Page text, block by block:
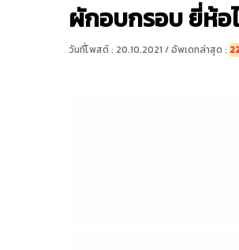
ผักอบกรอบ ยี่ห้อ
วันที่โพสต์ : 20.10.2021 / อัพเดทล่าสุด :